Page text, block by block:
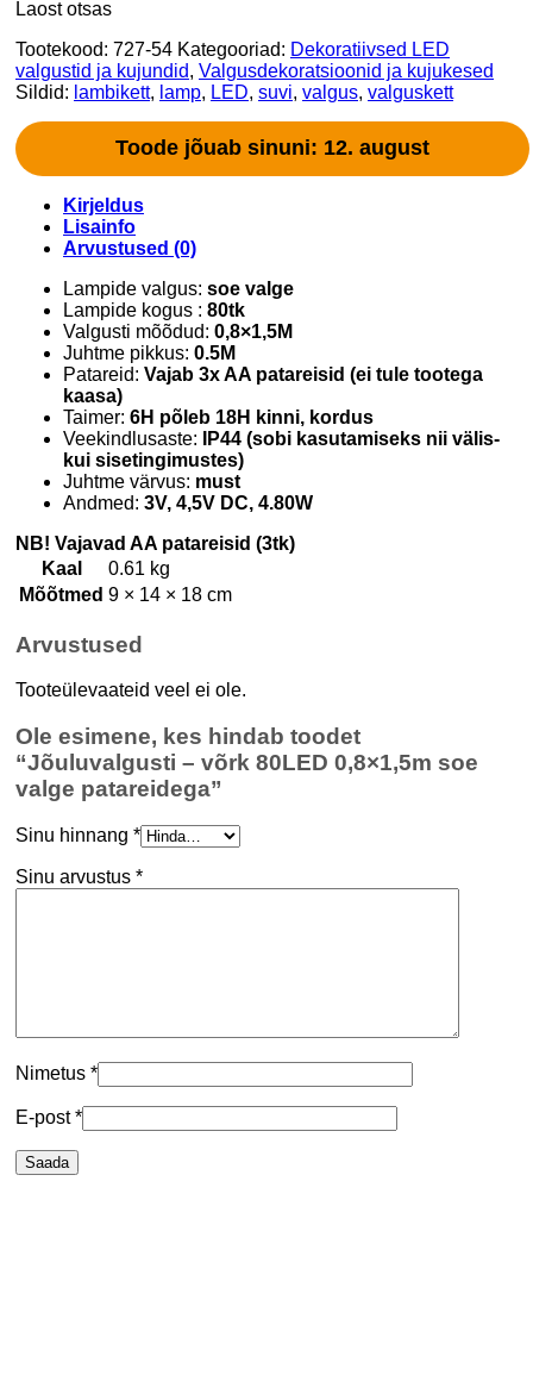
Laost otsas
Tootekood: 727-54 Kategooriad: Dekoratiivsed LED
valgustid ja kujundid, Valgusdekoratsioonid ja kujukesed
Sildid: lambikett, lamp, LED, suvi, valgus, valguskett
Toode jõuab sinuni: 12. august
Kirjeldus
Lisainfo
Arvustused (0)
Lampide valgus: soe valge
Lampide kogus : 80tk
Valgusti mõõdud: 0,8×1,5M
Juhtme pikkus: 0.5M
Patareid: Vajab 3x AA patareisid (ei tule tootega
kaasa)
Taimer: 6H põleb 18H kinni, kordus
Veekindlusaste: IP44 (sobi kasutamiseks nii välis-
kui sisetingimustes)
Juhtme värvus: must
Andmed: 3V, 4,5V DC, 4.80W
NB! Vajavad AA patareisid (3tk)
Kaal
0.61 kg
Mõõtmed 9 × 14 × 18 cm
Arvustused
Tooteülevaateid veel ei ole.
Ole esimene, kes hindab toodet
“Jõuluvalgusti – võrk 80LED 0,8×1,5m soe
valge patareidega”
Sinu hinnang *
Sinu arvustus *
Nimetus *
E-post*